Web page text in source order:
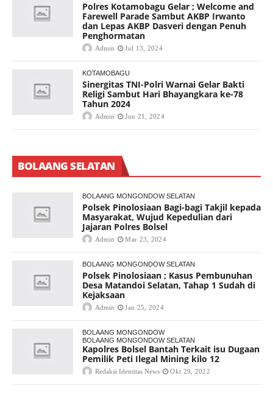
Polres Kotamobagu Gelar ; Welcome and
Farewell Parade Sambut AKBP Irwanto
dan Lepas AKBP Dasveri dengan Penuh
Penghormatan
Admin Jul 13, 2024
KOTAMOBAGU
Sinergitas TNI-Polri Warnai Gelar Bakti
Religi Sambut Hari Bhayangkara ke-78
Tahun 2024
Admin Jun 21, 2024
BOLAANG SELATAN
BOLAANG MONGONDOW SELATAN
Polsek Pinolosiaan Bagi-bagi Takjil kepada
Masyarakat, Wujud Kepedulian dari
Jajaran Polres Bolsel
Admin Mar 23, 2024
BOLAANG MONGONDOW SELATAN
Polsek Pinolosiaan ; Kasus Pembunuhan
Desa Matandoi Selatan, Tahap 1 Sudah di
Kejaksaan
Admin Jan 25, 2024
BOLAANG MONGONDOW
BOLAANG MONGONDOW SELATAN
Kapolres Bolsel Bantah Terkait isu Dugaan
Pemilik Peti Ilegal Mining kilo 12
Redaksi Identitas News Okt 29, 2022